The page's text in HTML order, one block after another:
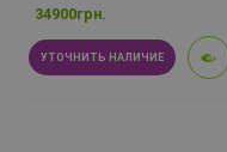
34900грн.
УТОЧНИТЬ НАЛИЧИЕ